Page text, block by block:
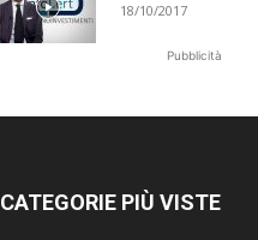
18/10/2017
Pubblicità
CATEGORIE PIÙ VISTE